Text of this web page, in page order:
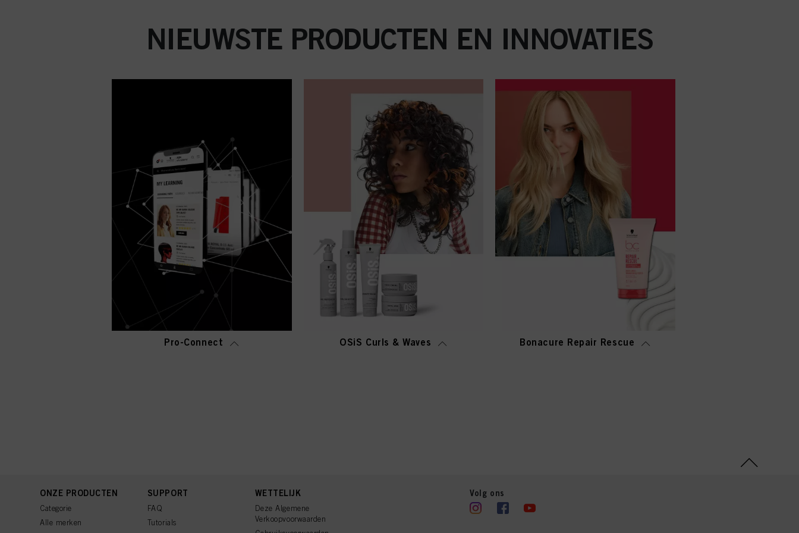
NIEUWSTE PRODUCTEN EN INNOVATIES
Pro-Connect OSiS Curls & Waves Bonacure Repair Rescue
ONZE PRODUCTEN
Categorie
Alle merken
SUPPORT
FAQ
Tutorials
WETTELIJK
Deze Algemene
Verkoopvoorwaarden
Volg ons